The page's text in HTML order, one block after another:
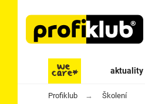
aktuality
Profiklub Školení